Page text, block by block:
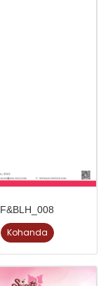
F&BLH_008
Kohanda